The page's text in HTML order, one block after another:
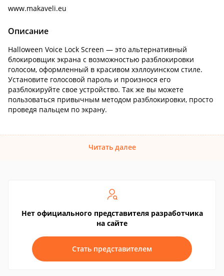
www.makaveli.eu
Описание
Halloween Voice Lock Screen — это альтернативный
блокировщик экрана с возможностью разблокировки
голосом, оформленный в красивом хэллоуинском стиле.
Установите голосовой пароль и произнося его
разблокируйте свое устройство. Так же вы можете
пользоваться привычным методом разблокировки, просто
проведя пальцем по экрану.
Читать далее
Нет официального представителя разработчика
на сайте
Стать представителем